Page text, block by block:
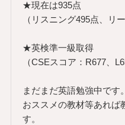
★現在は935点
（リスニング495点、リ
★英検準一級取得
（CSEスコア：R677、
まだまだ英語勉強中です。
おススメの教材等あれば
す。